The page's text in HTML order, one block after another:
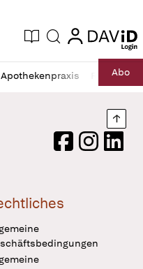
Ausgabe
Suche login
login
Apothekenpraxis RechtAbo
FacebookInstagram